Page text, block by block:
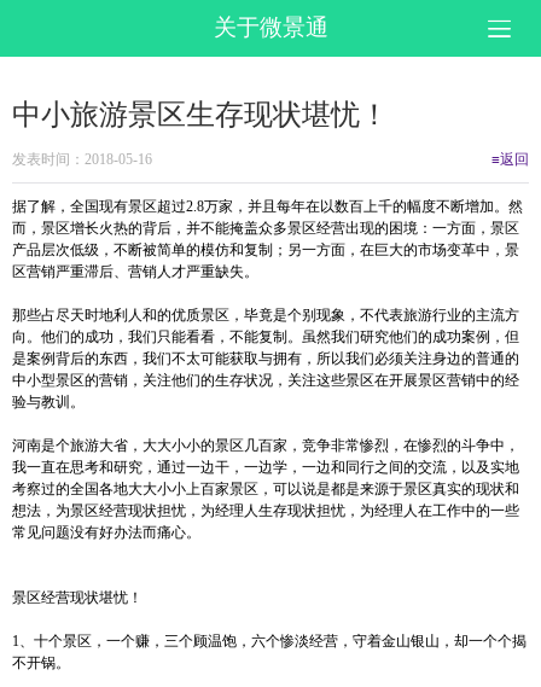
关于微景通
中小旅游景区生存现状堪忧！
发表时间：2018-05-16 ≡返回
据了解，全国现有景区超过2.8万家，并且每年在以数百上千的幅度不断增加。然
而，景区增长火热的背后，并不能掩盖众多景区经营出现的困境：一方面，景区
产品层次低级，不断被简单的模仿和复制；另一方面，在巨大的市场变革中，景
区营销严重滞后、营销人才严重缺失。
那些占尽天时地利人和的优质景区，毕竟是个别现象，不代表旅游行业的主流方
向。他们的成功，我们只能看看，不能复制。虽然我们研究他们的成功案例，但
是案例背后的东西，我们不太可能获取与拥有，所以我们必须关注身边的普通的
中小型景区的营销，关注他们的生存状况，关注这些景区在开展景区营销中的经
验与教训。
河南是个旅游大省，大大小小的景区几百家，竞争非常惨烈，在惨烈的斗争中，
我一直在思考和研究，通过一边干，一边学，一边和同行之间的交流，以及实地
考察过的全国各地大大小小上百家景区，可以说是都是来源于景区真实的现状和
想法，为景区经营现状担忧，为经理人生存现状担忧，为经理人在工作中的一些
常见问题没有好办法而痛心。
景区经营现状堪忧！
1、十个景区，一个赚，三个顾温饱，六个惨淡经营，守着金山银山，却一个个揭
不开锅。